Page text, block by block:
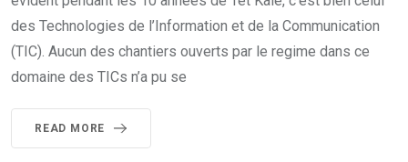
des Technologies de l’Information et de la Communication
(TIC). Aucun des chantiers ouverts par le regime dans ce
domaine des TICs n’a pu se
READ MORE